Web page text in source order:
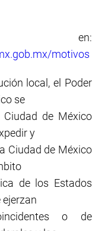
en:
motivos
local, el Poder
se
de México
y
Ciudad de México
de los Estados
o de